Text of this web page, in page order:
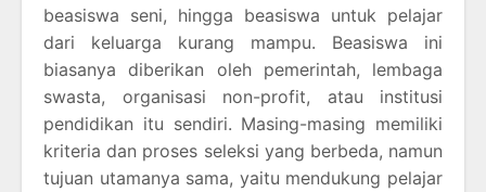
beasiswa seni, hingga beasiswa untuk pelajar
dari keluarga kurang mampu. Beasiswa ini
biasanya diberikan oleh pemerintah, lembaga
swasta, organisasi non-profit, atau institusi
pendidikan itu sendiri. Masing-masing memiliki
kriteria dan proses seleksi yang berbeda, namun
tujuan utamanya sama, yaitu mendukung pelajar